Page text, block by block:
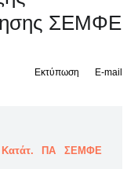
ΣΕΜΦΕ
E-mail
Εκτύπωση
Κατάτ. ΠΑ ΣΕΜΦΕ